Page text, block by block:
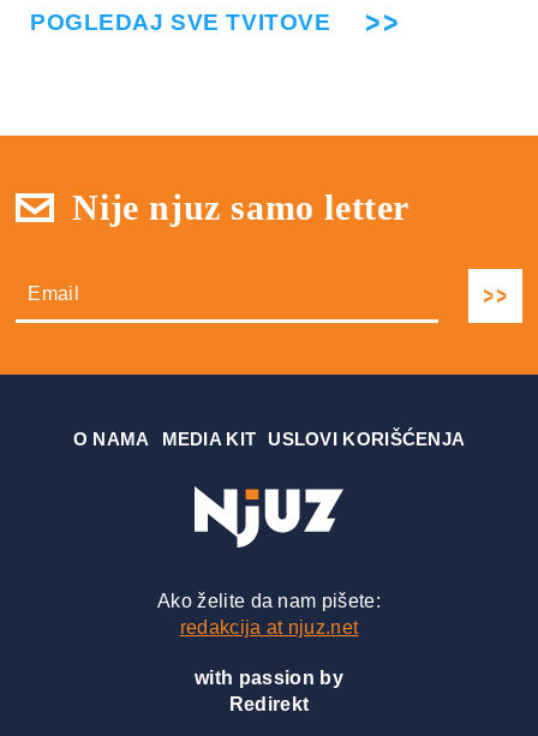
POGLEDAJ SVE TVITOVE
Nije njuz samo letter
О NAMA MEDIA KIT USLOVI KORIŠĆENJA
Ako želite da nam pišete:
redakcija at njuz.net
with passion by
Redirekt